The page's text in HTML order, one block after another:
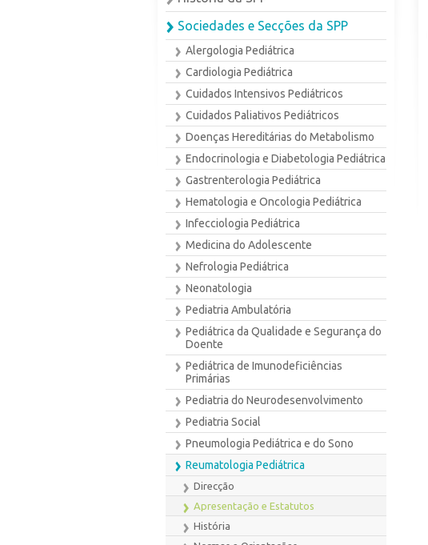
Sociedades e Secções da SPP
Alergologia Pediátrica
Cardiologia Pediátrica
Cuidados Intensivos Pediátricos
Cuidados Paliativos Pediátricos
Doenças Hereditárias do Metabolismo
Endocrinologia e Diabetologia Pediátrica
Gastrenterologia Pediátrica
Hematologia e Oncologia Pediátrica
Infecciologia Pediátrica
Medicina do Adolescente
Nefrologia Pediátrica
Neonatologia
Pediatria Ambulatória
Pediátrica da Qualidade e Segurança do
Doente
Pediátrica de Imunodeficiências
Primárias
Pediatria do Neurodesenvolvimento
Pediatria Social
Pneumologia Pediátrica e do Sono
Reumatologia Pediátrica
Direcção
Apresentação e Estatutos
História